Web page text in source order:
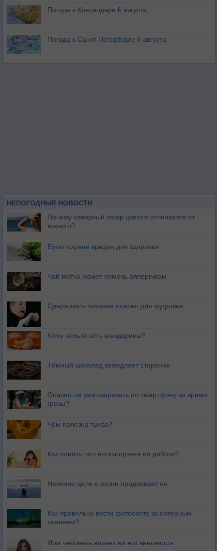
Погода в Краснодаре 6 августа
Погода в Санкт-Петербурге 6 августа
НЕПОГОДНЫЕ НОВОСТИ
Почему северный загар цветом отличается от
южного?
Букет сирени вреден для здоровья
Чай матча может помочь аллергикам
Сдерживать чихание опасно для здоровья
Кому нельзя есть мандарины?
Тёмный шоколад замедляет старение
Опасно ли разговаривать по смартфону во время
грозы?
Чем полезна тыква?
Как понять, что вы выгораете на работе?
Наличие цели в жизни продлевает её
Как правильно вести фотоохоту за северным
сиянием?
Имя человека влияет на его внешность